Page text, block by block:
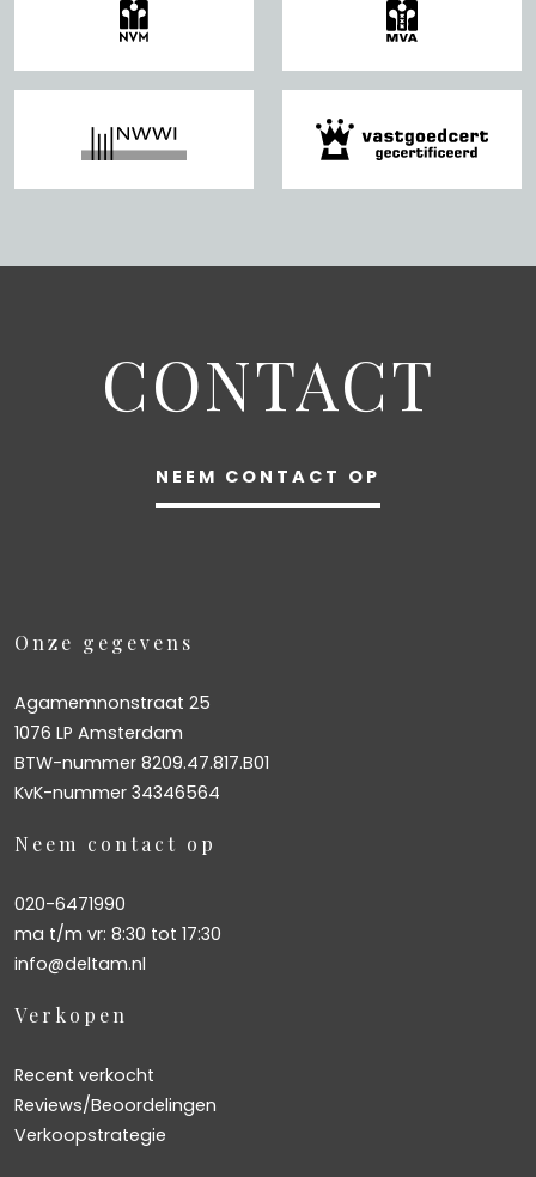
CONTACT
NEEM CONTACT OP
Onze gegevens
Agamemnonstraat 25
1076 LP Amsterdam
BTW-nummer 8209.47.817.B01
KvK-nummer 34346564
Neem contact op
020-6471990
ma t/m vr: 8:30 tot 17:30
info@deltam.nl
Verkopen
Recent verkocht
Reviews/Beoordelingen
Verkoopstrategie